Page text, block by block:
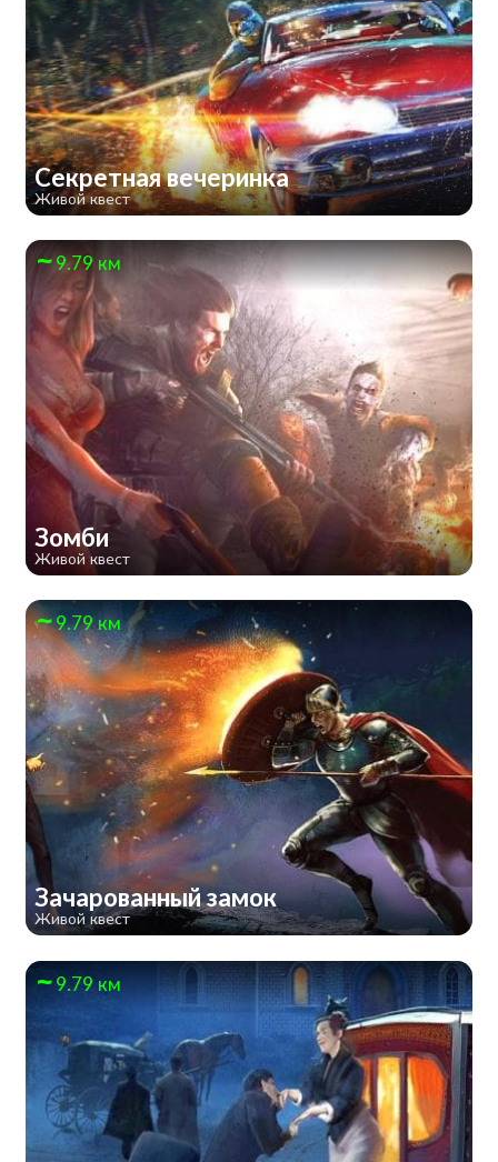
Секретная вечеринка
Живой квест
9.79 км
Зомби
Живой квест
9.79 км
Зачарованный замок
Живой квест
9.79 км